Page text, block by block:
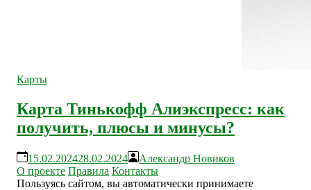
Карты
Карта Тинькофф Алиэкспресс: как
получить, плюсы и минусы?
15.02.202428.02.2024
Александр Новиков
О проекте Правила Контакты
Пользуясь сайтом, вы автоматически принимаете